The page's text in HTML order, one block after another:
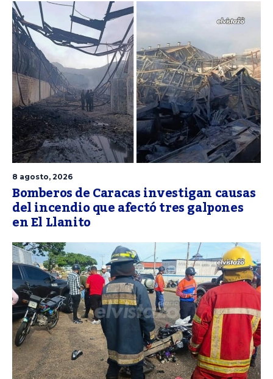
8 agosto, 2026
Bomberos de Caracas investigan causas
del incendio que afectó tres galpones
en El Llanito